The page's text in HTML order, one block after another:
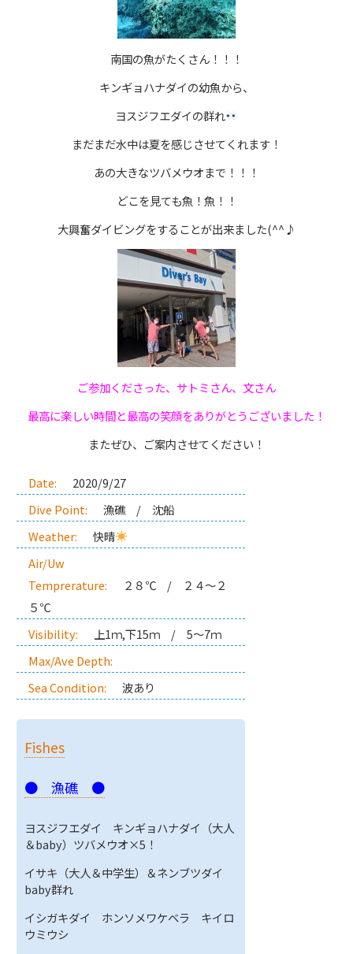
南国の魚がたくさん！！！
キンギョハナダイの幼魚から、
ヨスジフエダイの群れ
まだまだ水中は夏を感じさせてくれます！
あの大きなツバメウオまで！！！
どこを見ても魚！魚！！
大興奮ダイビングをすることが出来ました(^^♪
ご参加くださった、サトミさん、文さん
最高に楽しい時間と最高の笑顔をありがとうございました！
またぜひ、ご案内させてください！
Date:
2020/9/27
Dive Point:
漁礁 / 沈船
Weather:
快晴
Air/Uw
Temprerature:
２８℃ / ２４～２
５℃
Visibility:
上1ｍ,下15ｍ / 5～7ｍ
Max/Ave Depth:
Sea Condition:
波あり
Fishes
● 漁礁 ●
ヨスジフエダイ キンギョハナダイ（大人
＆baby）ツバメウオ×5！
イサキ（大人＆中学生）＆ネンブツダイ
baby群れ
イシガキダイ ホンソメワケベラ キイロ
ウミウシ